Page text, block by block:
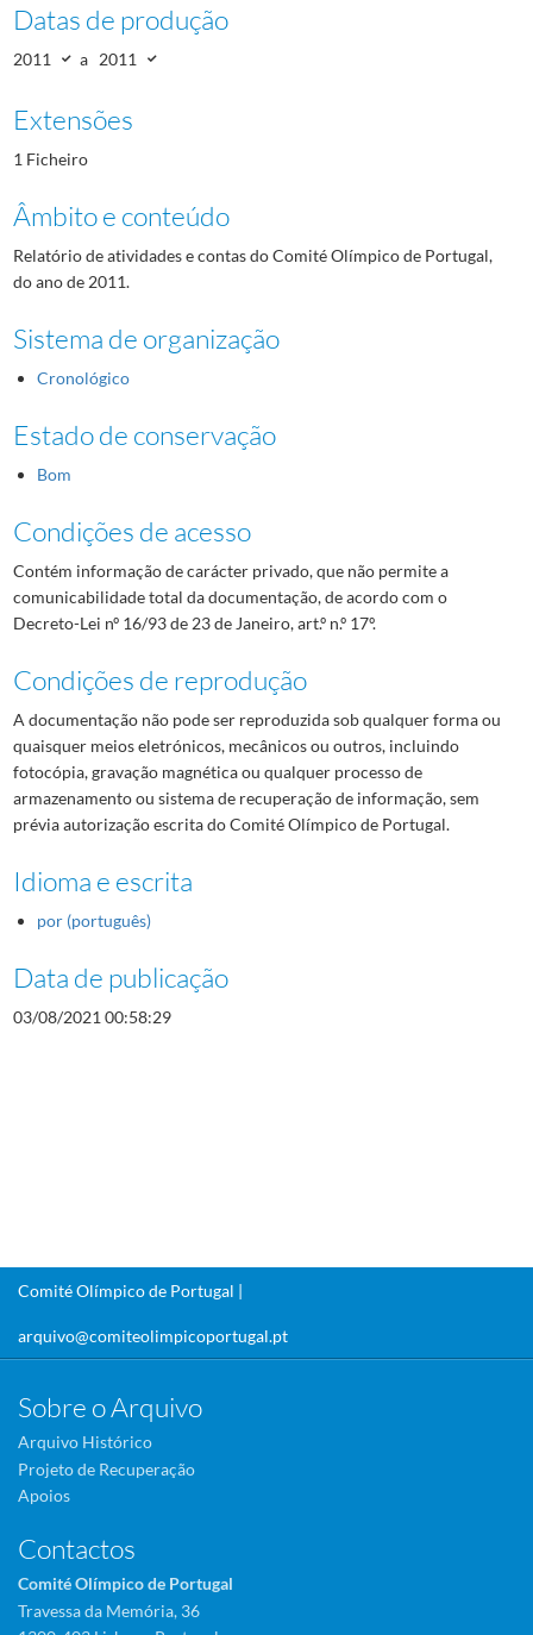
Datas de produção
2011 a 2011
Extensões
1 Ficheiro
Âmbito e conteúdo
Relatório de atividades e contas do Comité Olímpico de Portugal,
do ano de 2011.
Sistema de organização
Cronológico
Estado de conservação
Bom
Condições de acesso
Contém informação de carácter privado, que não permite a
comunicabilidade total da documentação, de acordo com o
Decreto-Lei nº 16/93 de 23 de Janeiro, art.º n.º 17º.
Condições de reprodução
A documentação não pode ser reproduzida sob qualquer forma ou
quaisquer meios eletrónicos, mecânicos ou outros, incluindo
fotocópia, gravação magnética ou qualquer processo de
armazenamento ou sistema de recuperação de informação, sem
prévia autorização escrita do Comité Olímpico de Portugal.
Idioma e escrita
por (português)
Data de publicação
03/08/2021 00:58:29
Comité Olímpico de Portugal |
arquivo@comiteolimpicoportugal.pt
Sobre o Arquivo
Arquivo Histórico
Projeto de Recuperação
Apoios
Contactos
Comité Olímpico de Portugal
Travessa da Memória, 36